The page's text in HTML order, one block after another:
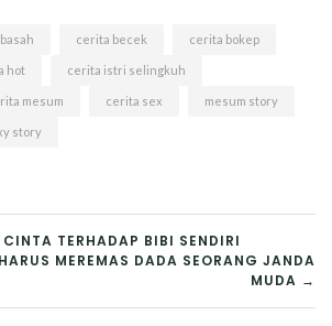
cerita becek cerita bokep
hot cerita istri selingkuh
mesum cerita sex mesum story
story
TERHADAP BIBI SENDIRI
MEREMAS DADA SEORANG JANDA
MUDA →